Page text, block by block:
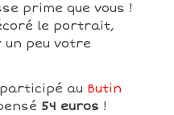
prime que vous !
le portrait,
un peu votre
au Butin
54 euros !